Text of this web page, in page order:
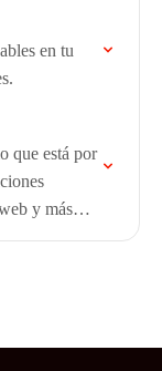
en tu
que está por
y más